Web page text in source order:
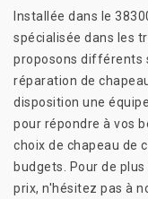
Installée dans le
spécialisée dans les
proposons différents
réparation de
disposition une
pour répondre à vos
choix de chapeau de
budgets. Pour de
prix, n'hésitez pas à